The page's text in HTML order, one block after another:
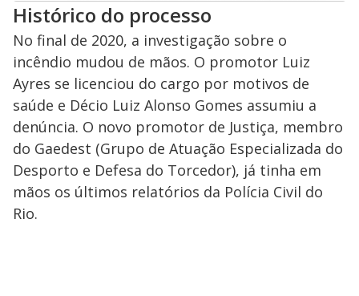
Histórico do processo
No final de 2020, a investigação sobre o
incêndio mudou de mãos. O promotor Luiz
Ayres se licenciou do cargo por motivos de
saúde e Décio Luiz Alonso Gomes assumiu a
denúncia. O novo promotor de Justiça, membro
do Gaedest (Grupo de Atuação Especializada do
Desporto e Defesa do Torcedor), já tinha em
mãos os últimos relatórios da Polícia Civil do
Rio.